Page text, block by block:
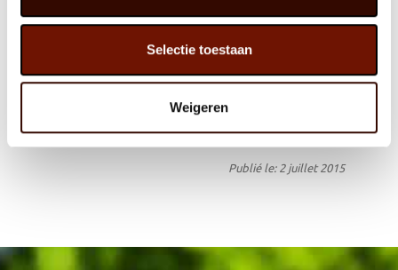
Selectie toestaan
Weigeren
Hollandais des Fleurs. Chaque mois, l’Office Hollandais
de la filière horticole ornementale, une plante qui plaît
n’est pas (encore) très connue, mais qui a le potentiel de
réussir à percer dans l’intérieur des consommateurs.
Pour plus d’informations, voir
www.maplantemonbonheur.fr
Publié le: 2 juillet 2015